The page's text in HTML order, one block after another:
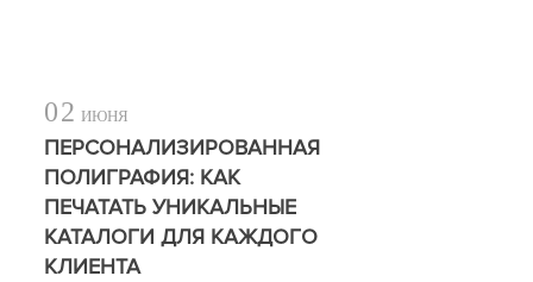
02 ИЮНЯ
ПЕРСОНАЛИЗИРОВАННАЯ
ПОЛИГРАФИЯ: КАК
ПЕЧАТАТЬ УНИКАЛЬНЫЕ
КАТАЛОГИ ДЛЯ КАЖДОГО
КЛИЕНТА